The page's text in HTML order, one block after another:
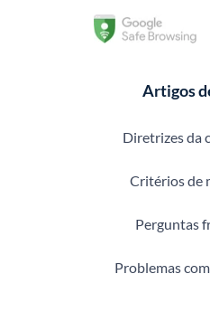
Artigos
Diretrizes da
Critérios de
Perguntas
Problemas